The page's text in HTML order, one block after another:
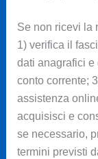
Se non ricevi la
1) verifica il
dati anagrafici e
conto corrente;
assistenza
acquisisci e
se necessario,
termini previsti